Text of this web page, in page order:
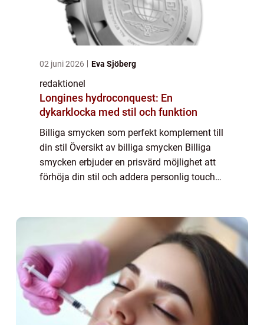
02 juni 2026 Eva Sjöberg
redaktionel
Longines hydroconquest: En
dykarklocka med stil och funktion
Billiga smycken som perfekt komplement till
din stil Översikt av billiga smycken Billiga
smycken erbjuder en prisvärd möjlighet att
förhöja din stil och addera personlig touch